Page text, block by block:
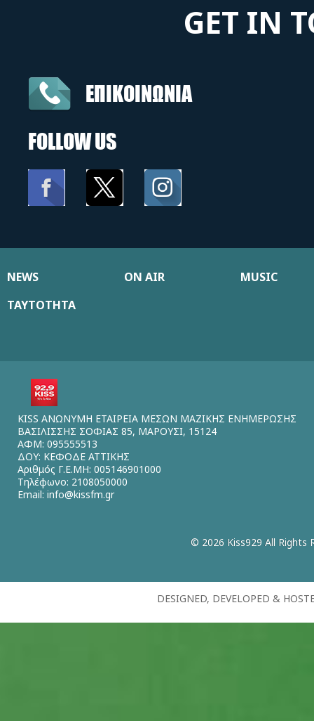
GET IN
ΕΠΙΚΟΙΝΩΝΙΑ
FOLLOW US
NEWS ON AIR
MUSIC
ΤΑΥΤΟΤΗΤΑ
KISS ΑΝΩΝΥΜΗ ΕΤΑΙΡΕΙΑ ΜΕΣΩΝ ΜΑΖΙΚΗΣ ΕΝΗΜΕΡΩΣΗΣ
ΒΑΣΙΛΙΣΣΗΣ ΣΟΦΙΑΣ 85, ΜΑΡΟΥΣΙ, 15124
ΑΦΜ: 095555513
ΔΟΥ: ΚΕΦΟΔΕ ΑΤΤΙΚΗΣ
Αριθμός Γ.Ε.ΜΗ: 005146901000
Τηλέφωνο: 2108050000
Email: info@kissfm.gr
© 2026 Kiss929 All Rights
DESIGNED, DEVELOPED &